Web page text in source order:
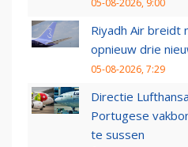
05-08-2026, 9:00
Riyadh Air breidt
opnieuw drie
05-08-2026, 7:29
Directie
Portugese
te sussen